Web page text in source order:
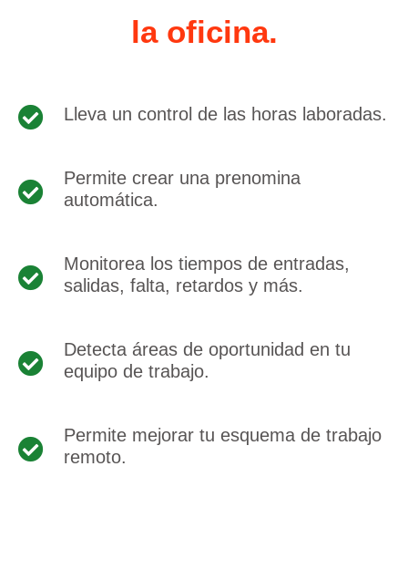
la oficina.
Lleva un control de las horas laboradas.
Permite crear una prenomina
automática.
Monitorea los tiempos de entradas,
salidas, falta, retardos y más.
Detecta áreas de oportunidad en tu
equipo de trabajo.
Permite mejorar tu esquema de trabajo
remoto.